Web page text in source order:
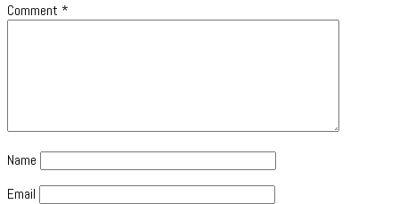
Comment *
Name
Email